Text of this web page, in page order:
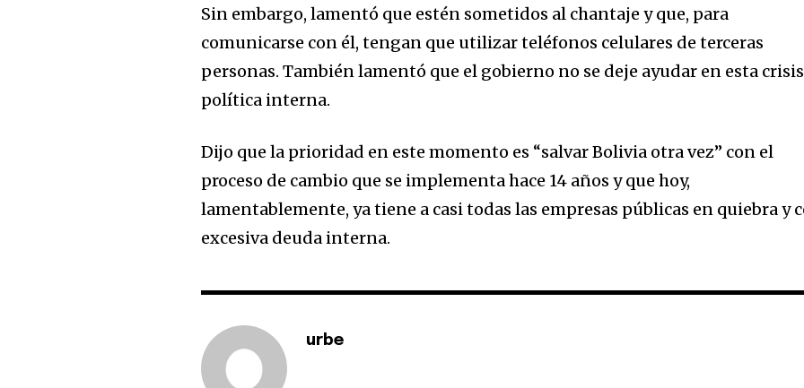
Sin embargo, lamentó que estén sometidos al chantaje y que, para
comunicarse con él, tengan que utilizar teléfonos celulares de terceras
personas. También lamentó que el gobierno no se deje ayudar en esta crisis
política interna.
Dijo que la prioridad en este momento es “salvar Bolivia otra vez” con el
proceso de cambio que se implementa hace 14 años y que hoy,
lamentablemente, ya tiene a casi todas las empresas públicas en quiebra y
excesiva deuda interna.
urbe